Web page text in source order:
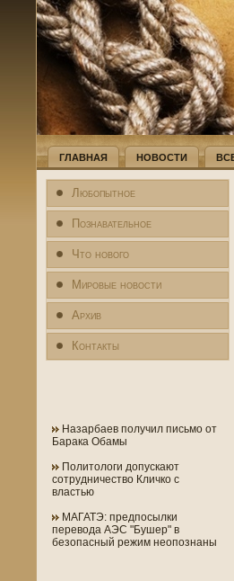
ГЛАВНАЯ НОВОСТИ
Любопытное
Познавательное
Что нового
Мировые новости
Архив
Контакты
Назарбаев получил письмо от
Барака Обамы
Политологи допускают
сотрудничество Кличко с
властью
МАГАТЭ: предпосылки
перевода АЭС "Бушер" в
безопасный режим неопознаны